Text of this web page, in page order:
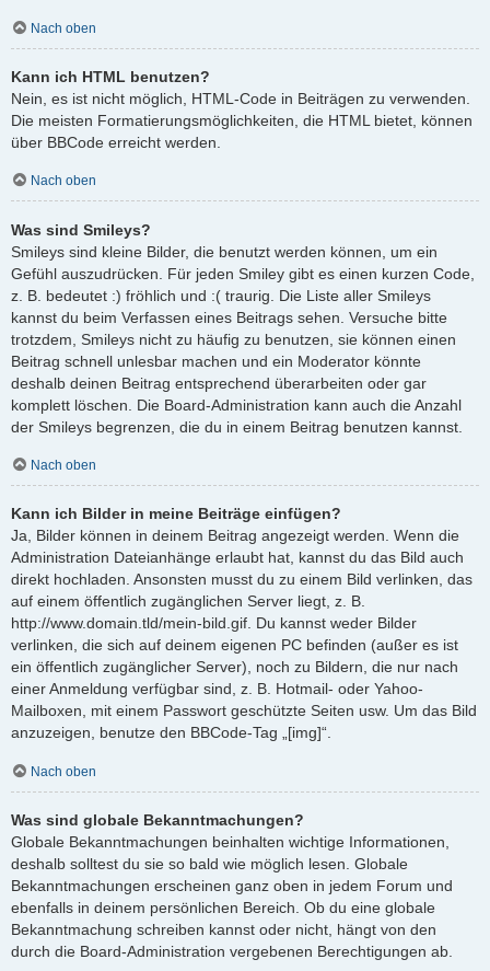
Nach oben
Kann ich HTML benutzen?
Nein, es ist nicht möglich, HTML-Code in Beiträgen zu verwenden.
Die meisten Formatierungsmöglichkeiten, die HTML bietet, können
über BBCode erreicht werden.
Nach oben
Was sind Smileys?
Smileys sind kleine Bilder, die benutzt werden können, um ein
Gefühl auszudrücken. Für jeden Smiley gibt es einen kurzen Code,
z. B. bedeutet :) fröhlich und :( traurig. Die Liste aller Smileys
kannst du beim Verfassen eines Beitrags sehen. Versuche bitte
trotzdem, Smileys nicht zu häufig zu benutzen, sie können einen
Beitrag schnell unlesbar machen und ein Moderator könnte
deshalb deinen Beitrag entsprechend überarbeiten oder gar
komplett löschen. Die Board-Administration kann auch die Anzahl
der Smileys begrenzen, die du in einem Beitrag benutzen kannst.
Nach oben
Kann ich Bilder in meine Beiträge einfügen?
Ja, Bilder können in deinem Beitrag angezeigt werden. Wenn die
Administration Dateianhänge erlaubt hat, kannst du das Bild auch
direkt hochladen. Ansonsten musst du zu einem Bild verlinken, das
auf einem öffentlich zugänglichen Server liegt, z. B.
http://www.domain.tld/mein-bild.gif. Du kannst weder Bilder
verlinken, die sich auf deinem eigenen PC befinden (außer es ist
ein öffentlich zugänglicher Server), noch zu Bildern, die nur nach
einer Anmeldung verfügbar sind, z. B. Hotmail- oder Yahoo-
Mailboxen, mit einem Passwort geschützte Seiten usw. Um das Bild
anzuzeigen, benutze den BBCode-Tag „[img]“.
Nach oben
Was sind globale Bekanntmachungen?
Globale Bekanntmachungen beinhalten wichtige Informationen,
deshalb solltest du sie so bald wie möglich lesen. Globale
Bekanntmachungen erscheinen ganz oben in jedem Forum und
ebenfalls in deinem persönlichen Bereich. Ob du eine globale
Bekanntmachung schreiben kannst oder nicht, hängt von den
durch die Board-Administration vergebenen Berechtigungen ab.